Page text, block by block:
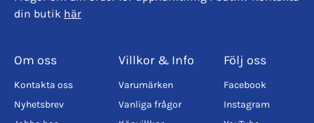
din butik här
Om oss
Kontakta oss
Nyhetsbrev
Villkor & Info
Varumärken
Vanliga frågor
Följ oss
Facebook
Instagram